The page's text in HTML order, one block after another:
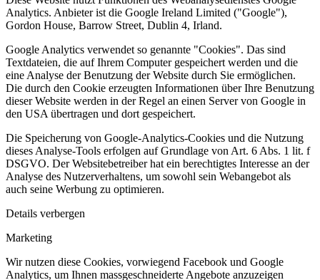
Analytics. Anbieter ist die Google Ireland Limited ("Google"),
Gordon House, Barrow Street, Dublin 4, Irland.
Google Analytics verwendet so genannte "Cookies". Das sind
Textdateien, die auf Ihrem Computer gespeichert werden und die
eine Analyse der Benutzung der Website durch Sie ermöglichen.
Die durch den Cookie erzeugten Informationen über Ihre Benutzung
dieser Website werden in der Regel an einen Server von Google in
den USA übertragen und dort gespeichert.
Die Speicherung von Google-Analytics-Cookies und die Nutzung
dieses Analyse-Tools erfolgen auf Grundlage von Art. 6 Abs. 1 lit. f
DSGVO. Der Websitebetreiber hat ein berechtigtes Interesse an der
Analyse des Nutzerverhaltens, um sowohl sein Webangebot als
auch seine Werbung zu optimieren.
Details verbergen
Marketing
Wir nutzen diese Cookies, vorwiegend Facebook und Google
Analytics, um Ihnen massgeschneiderte Angebote anzuzeigen